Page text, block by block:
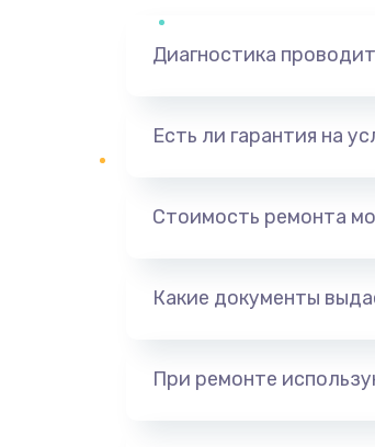
Диагностика
Есть ли гарантия на
Стоимость ремонта
Какие документы
При ремонте